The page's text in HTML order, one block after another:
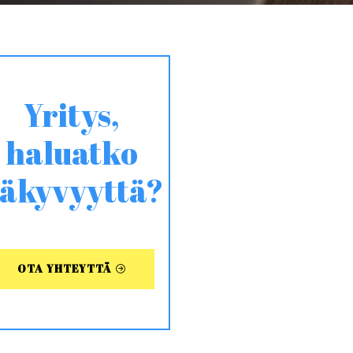
Yritys,
haluatko
OTA YHTEYTTÄ